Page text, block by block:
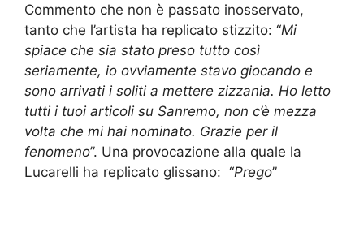
Commento che non è passato inosservato,
tanto che l’artista ha replicato stizzito: “Mi
spiace che sia stato preso tutto così
seriamente, io ovviamente stavo giocando e
sono arrivati i soliti a mettere zizzania. Ho letto
tutti i tuoi articoli su Sanremo, non c’è mezza
volta che mi hai nominato. Grazie per il
fenomeno”. Una provocazione alla quale la
Lucarelli ha replicato glissano: “Prego”